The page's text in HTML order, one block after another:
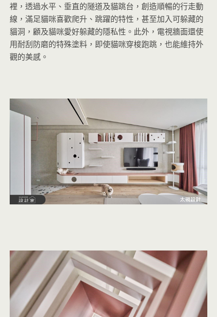
裡，透過水平、垂直的隧道及貓跳台，創造順暢的行走動
線，滿足貓咪喜歡爬升、跳躍的特性，甚至加入可躲藏的
貓洞，顧及貓咪愛好躲藏的隱私性。此外，電視牆面還使
用耐刮防磨的特殊塗料，即使貓咪穿梭跑跳，也能維持外
觀的美感。